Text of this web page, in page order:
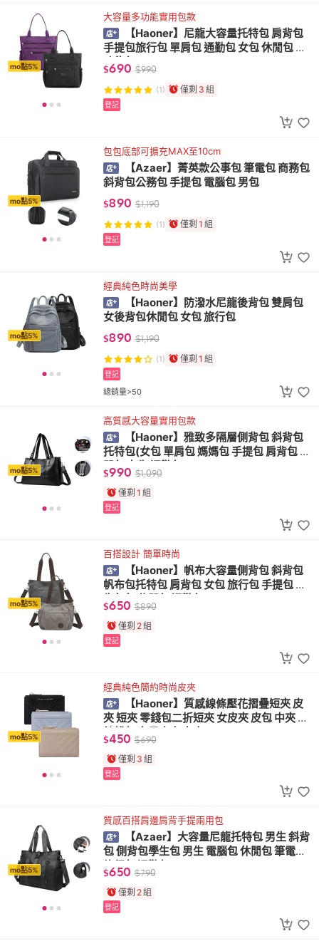
mo點5%
大容量多功能實用包款
【Haoner】尼龍大容量托特包 肩背包
手提包旅行包 單肩包 通勤包 女包 休閒包 多
功能包
$690 $990
(1) 僅剩 3 組
登記
mo點5%
包包底部可擴充MAX至10cm
【Azaer】菁英款公事包 筆電包 商務包
斜背包公務包 手提包 電腦包 男包
$890 $1,190
(1) 僅剩 1 組
登記
mo點5%
經典純色時尚美學
【Haoner】防潑水尼龍後背包 雙肩包
女後背包休閒包 女包 旅行包
$890 $1,190
(1) 僅剩 1 組
總銷量>50
登記
mo點5%
高質感大容量實用包款
【Haoner】雅致多隔層側背包 斜背包
托特包(女包 單肩包 媽媽包 手提包 肩背包 休
閒包 女生 通勤包)
$990 $1,090
僅剩 1 組
登記
mo點5%
百搭設計 簡單時尚
【Haoner】帆布大容量側背包 斜背包
帆布包托特包 肩背包 女包 旅行包 手提包 女
生包包 休閒包 通勤包
$650 $890
僅剩 2組
登記
mo點5%
經典純色簡約時尚皮夾
【Haoner】質感線條壓花摺疊短夾 皮
夾 短夾 零錢包二折短夾 女皮夾 皮包 中夾 拉
鍊錢包 女用皮夾 女夾
$450 $690
僅剩 3 組
登記
mo點5%
質感百搭肩邊肩背手提兩用包
【Azaer】大容量尼龍托特包 男生 斜背
包 側背包學生包 男生 電腦包 休閒包 筆電包
旅行包 通勤包
$650 $790
僅剩 2組
登記